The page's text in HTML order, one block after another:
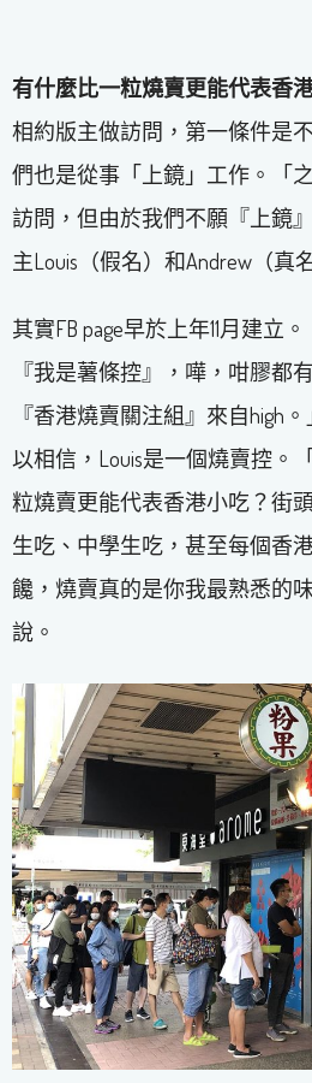
有什麼比一粒燒賣更能代表香
相約版主做訪問，第一條件是
們也是從事「上鏡」工作。「
訪問，但由於我們不願『上鏡
主Louis（假名）和Andrew（真
其實FB page早於上年11月建立
『我是薯條控』，嘩，咁膠都
『香港燒賣關注組』來自high
以相信，Louis是一個燒賣控。
粒燒賣更能代表香港小吃？街
生吃、中學生吃，甚至每個香
饞，燒賣真的是你我最熟悉的
說。